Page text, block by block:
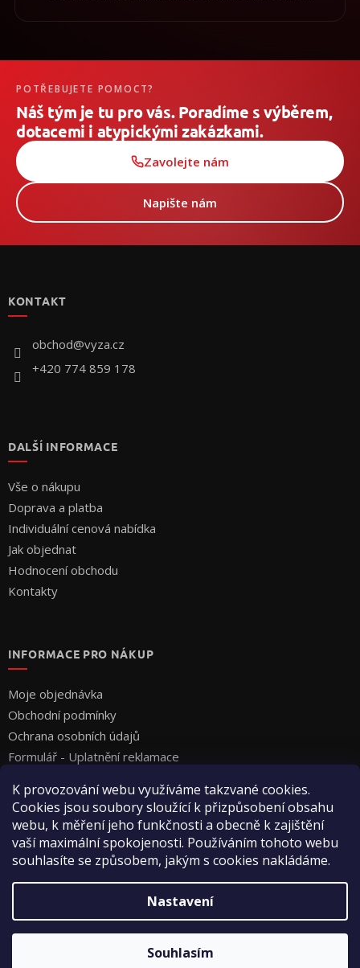
K provozování webu využíváme takzvané cookies.
Cookies jsou soubory sloužící k přizpůsobení obsahu
webu, k měření jeho funkčnosti a obecně k zajištění
vaší maximální spokojenosti. Používáním tohoto webu
souhlasíte se způsobem, jakým s cookies nakládáme.
Nastavení
Souhlasím
POTŘEBUJETE POMOCT?
Náš tým je tu pro vás. Poradíme s výběrem,
dotacemi i atypickými zakázkami.
Zavolejte nám
Napište nám
KONTAKT
obchod@vyza.cz
+420 774 859 178
DALŠÍ INFORMACE
Vše o nákupu
Doprava a platba
Individuální cenová nabídka
Jak objednat
Hodnocení obchodu
Kontakty
INFORMACE PRO NÁKUP
Moje objednávka
Obchodní podmínky
Ochrana osobních údajů
Formulář - Uplatnění reklamace
Vytvořil Shoptet
Copyright 2026Vyza Professional s.r.o.. Všechna práva
vyhrazena.